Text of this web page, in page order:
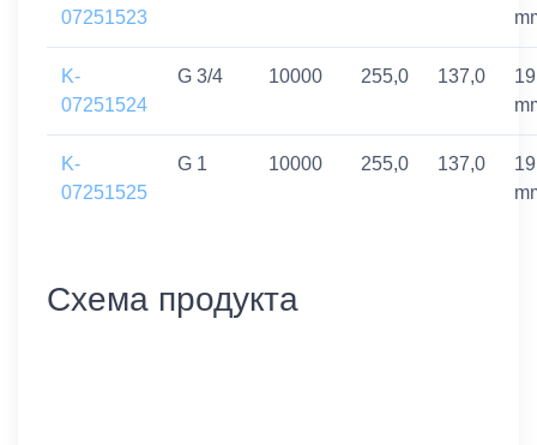
07251523
K-
07251524
G 3/4 10000 255,0 137,0
K-
07251525
G 1 10000 255,0 137,0
Схема продукта